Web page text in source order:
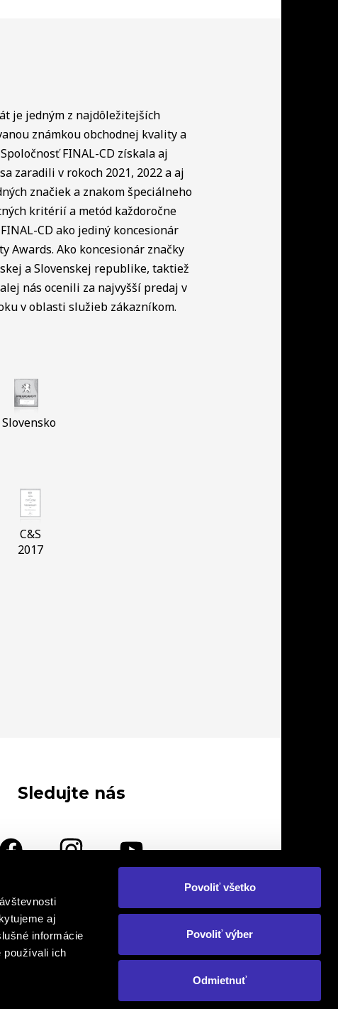
aj
informácie
používali ich
Povoliť všetko
Povoliť výber
Odmietnuť
je jedným z najdôležitejších
známkou obchodnej kvality a
FINAL-CD získala aj
zaradili v rokoch 2021, 2022 a aj
značiek a znakom špeciálneho
kritérií a metód každoročne
CD ako jediný koncesionár
Awards. Ako koncesionár značky
a Slovenskej republike, taktiež
nás ocenili za najvyšší predaj v
v oblasti služieb zákazníkom.
Slovensko
C&S
2017
Sledujte nás
alebo nás navštívte osobne
s r. o., FINAL - CD plus, s.r.o., FINAL - CD
ikimonos.sk